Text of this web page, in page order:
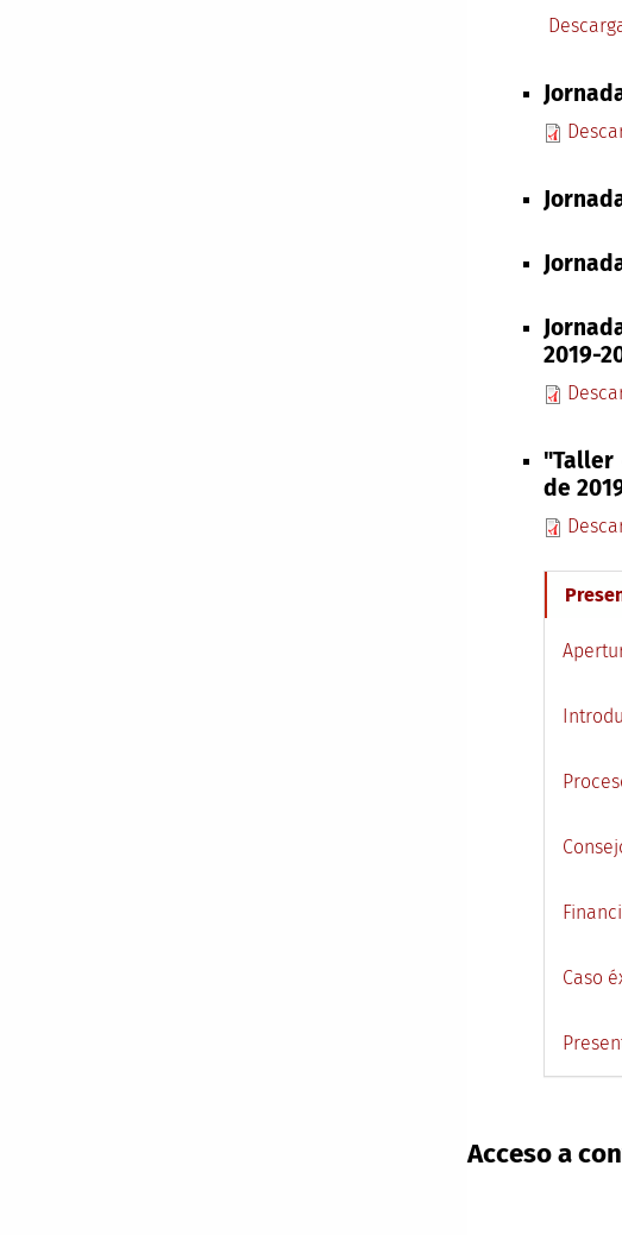
2019-
"Taller
de
Caso
Acceso a